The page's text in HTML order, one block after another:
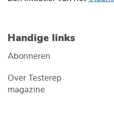
Handige links
Abonneren
Over Testerep
magazine